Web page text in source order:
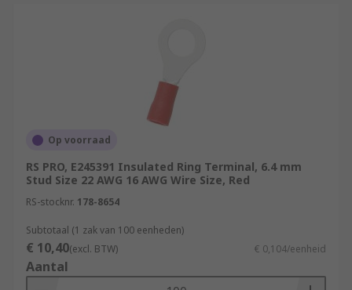
Op voorraad
RS PRO, E245391 Insulated Ring Terminal, 6.4 mm
Stud Size 22 AWG 16 AWG Wire Size, Red
RS-stocknr. 178-8654
Subtotaal (1 zak van 100 eenheden)
€ 10,40(excl. BTW) € 0,104/eenheid
Aantal